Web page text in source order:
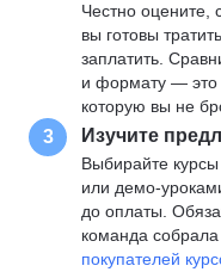
Честно оцените,
вы готовы
заплатить.
и формату — это
которую вы не
3 Изучите
Выбирайте
или демо-
до оплаты.
команда
покупателей